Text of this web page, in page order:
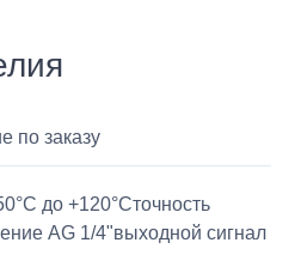
по заказу
до +120°Cточность
AG 1/4"выходной сигнал